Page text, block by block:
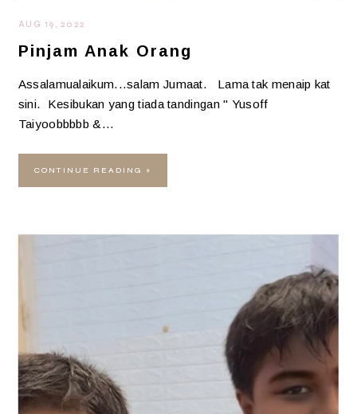
AUG 19, 2022
Pinjam Anak Orang
Assalamualaikum...salam Jumaat. Lama tak menaip kat
sini. Kesibukan yang tiada tandingan " Yusoff
Taiyoobbbbb &…
CONTINUE READING »